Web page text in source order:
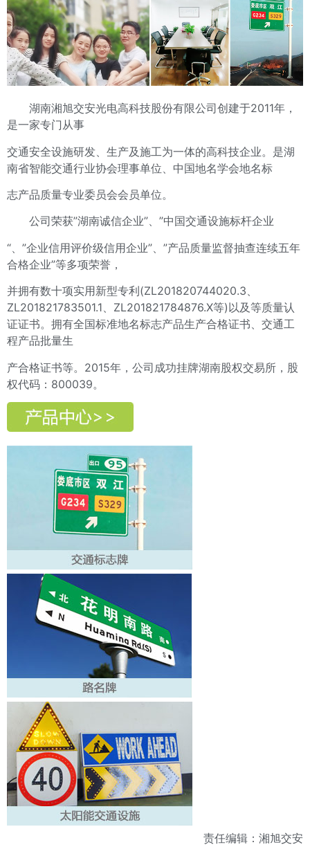
湖南湘旭交安光电高科技股份有限公司创建于2011年，
是一家专门从事
交通安全设施研发、生产及施工为一体的高科技企业。是湖
南省智能交通行业协会理事单位、中国地名学会地名标
志产品质量专业委员会会员单位。
公司荣获”湖南诚信企业”、”中国交通设施标杆企业
“、”企业信用评价级信用企业”、”产品质量监督抽查连续五年
合格企业”等多项荣誉，
并拥有数十项实用新型专利(ZL201820744020.3、
ZL201821783501.1、ZL201821784876.X等)以及等质量认
证证书。拥有全国标准地名标志产品生产合格证书、交通工
程产品批量生
产合格证书等。2015年，公司成功挂牌湖南股权交易所，股
权代码：800039。
责任编辑：湘旭交安